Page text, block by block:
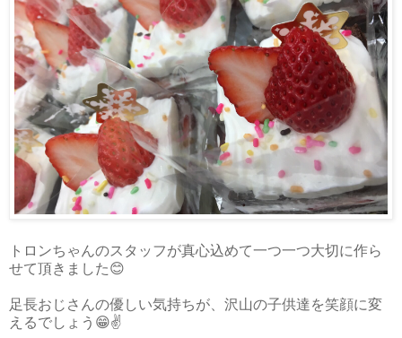
トロンちゃんのスタッフが真心込めて一つ一つ大切に作ら
せて頂きました😊
足長おじさんの優しい気持ちが、沢山の子供達を笑顔に変
えるでしょう😁✌️️